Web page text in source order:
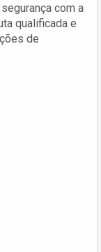
com a
qualificada e
de